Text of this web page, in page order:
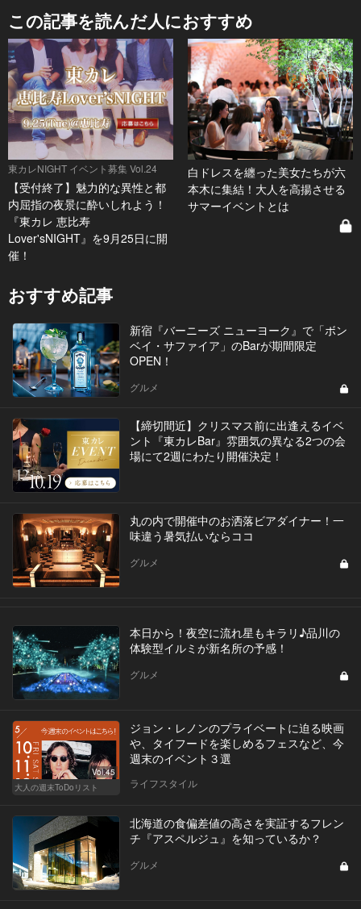
この記事を読んだ人におすすめ
東カレNIGHT イベント募集 Vol.24
【受付終了】魅力的な異性と都
内屈指の夜景に酔いしれよう！
『東カレ 恵比寿
Lover'sNIGHT』を9月25日に開
催！
白ドレスを纏った美女たちが六
本木に集結！大人を高揚させる
サマーイベントとは
おすすめ記事
新宿『バーニーズ ニューヨーク』で「ボン
ベイ・サファイア」のBarが期間限定
OPEN！
グルメ
【締切間近】クリスマス前に出逢えるイベ
ント『東カレBar』雰囲気の異なる2つの会
場にて2週にわたり開催決定！
丸の内で開催中のお洒落ビアダイナー！一
味違う暑気払いならココ
グルメ
本日から！夜空に流れ星もキラリ♪品川の
体験型イルミが新名所の予感！
グルメ
Vol.45
大人の週末ToDoリスト
ジョン・レノンのプライベートに迫る映画
や、タイフードを楽しめるフェスなど、今
週末のイベント３選
ライフスタイル
北海道の食偏差値の高さを実証するフレン
チ『アスペルジュ』を知っているか？
グルメ